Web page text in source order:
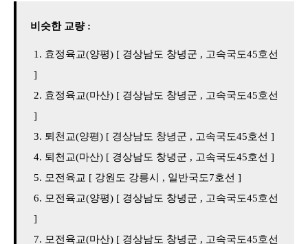
비슷한 교량 :
효정육교(양평) [ 경상남도 창녕군 , 고속국도45호선
]
효정육교(마산) [ 경상남도 창녕군 , 고속국도45호선
]
퇴천교(양평) [ 경상남도 창녕군 , 고속국도45호선 ]
퇴천교(마산) [ 경상남도 창녕군 , 고속국도45호선 ]
모전육교 [ 강원도 강릉시 , 일반국도7호선 ]
모전육교(양평) [ 경상남도 창녕군 , 고속국도45호선
]
모전육교(마산) [ 경상남도 창녕군 , 고속국도45호선